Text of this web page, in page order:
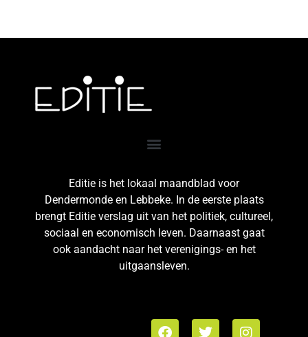
Editie is het lokaal maandblad voor
Dendermonde en Lebbeke. In de eerste plaats
brengt Editie verslag uit van het politiek, cultureel,
sociaal en economisch leven. Daarnaast gaat
ook aandacht naar het verenigings- en het
uitgaansleven.